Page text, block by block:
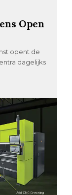
Open
opent de
dagelijks